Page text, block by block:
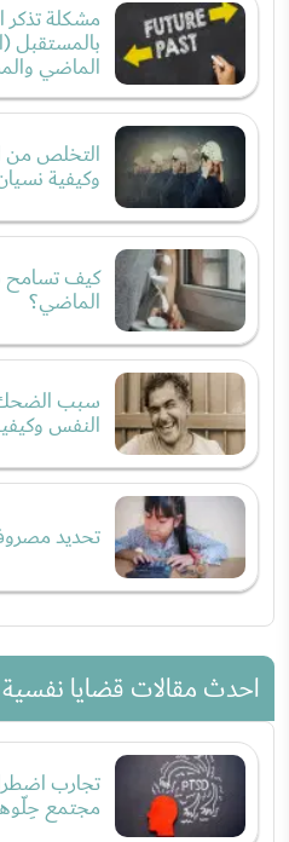
مشكلة تذكر
بالمستقبل
الماضي
التخلص من
وكيفية
كيف تسامح
الماضي؟
سبب
النفس
تحديد
احدث مقالات قضايا نفسية
تجارب
مجتمع